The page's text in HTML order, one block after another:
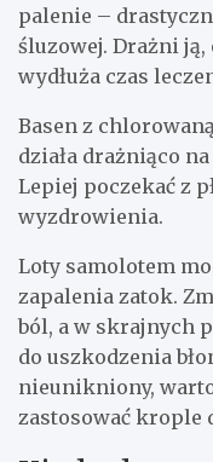
palenie –
śluzowej. Drażni
wydłuża czas
Basen z
działa drażniąco
Lepiej poczekać z
wyzdrowienia.
Loty samolotem
zapalenia zatok.
ból, a w skrajnych
do uszkodzenia
nieunikniony,
zastosować krople